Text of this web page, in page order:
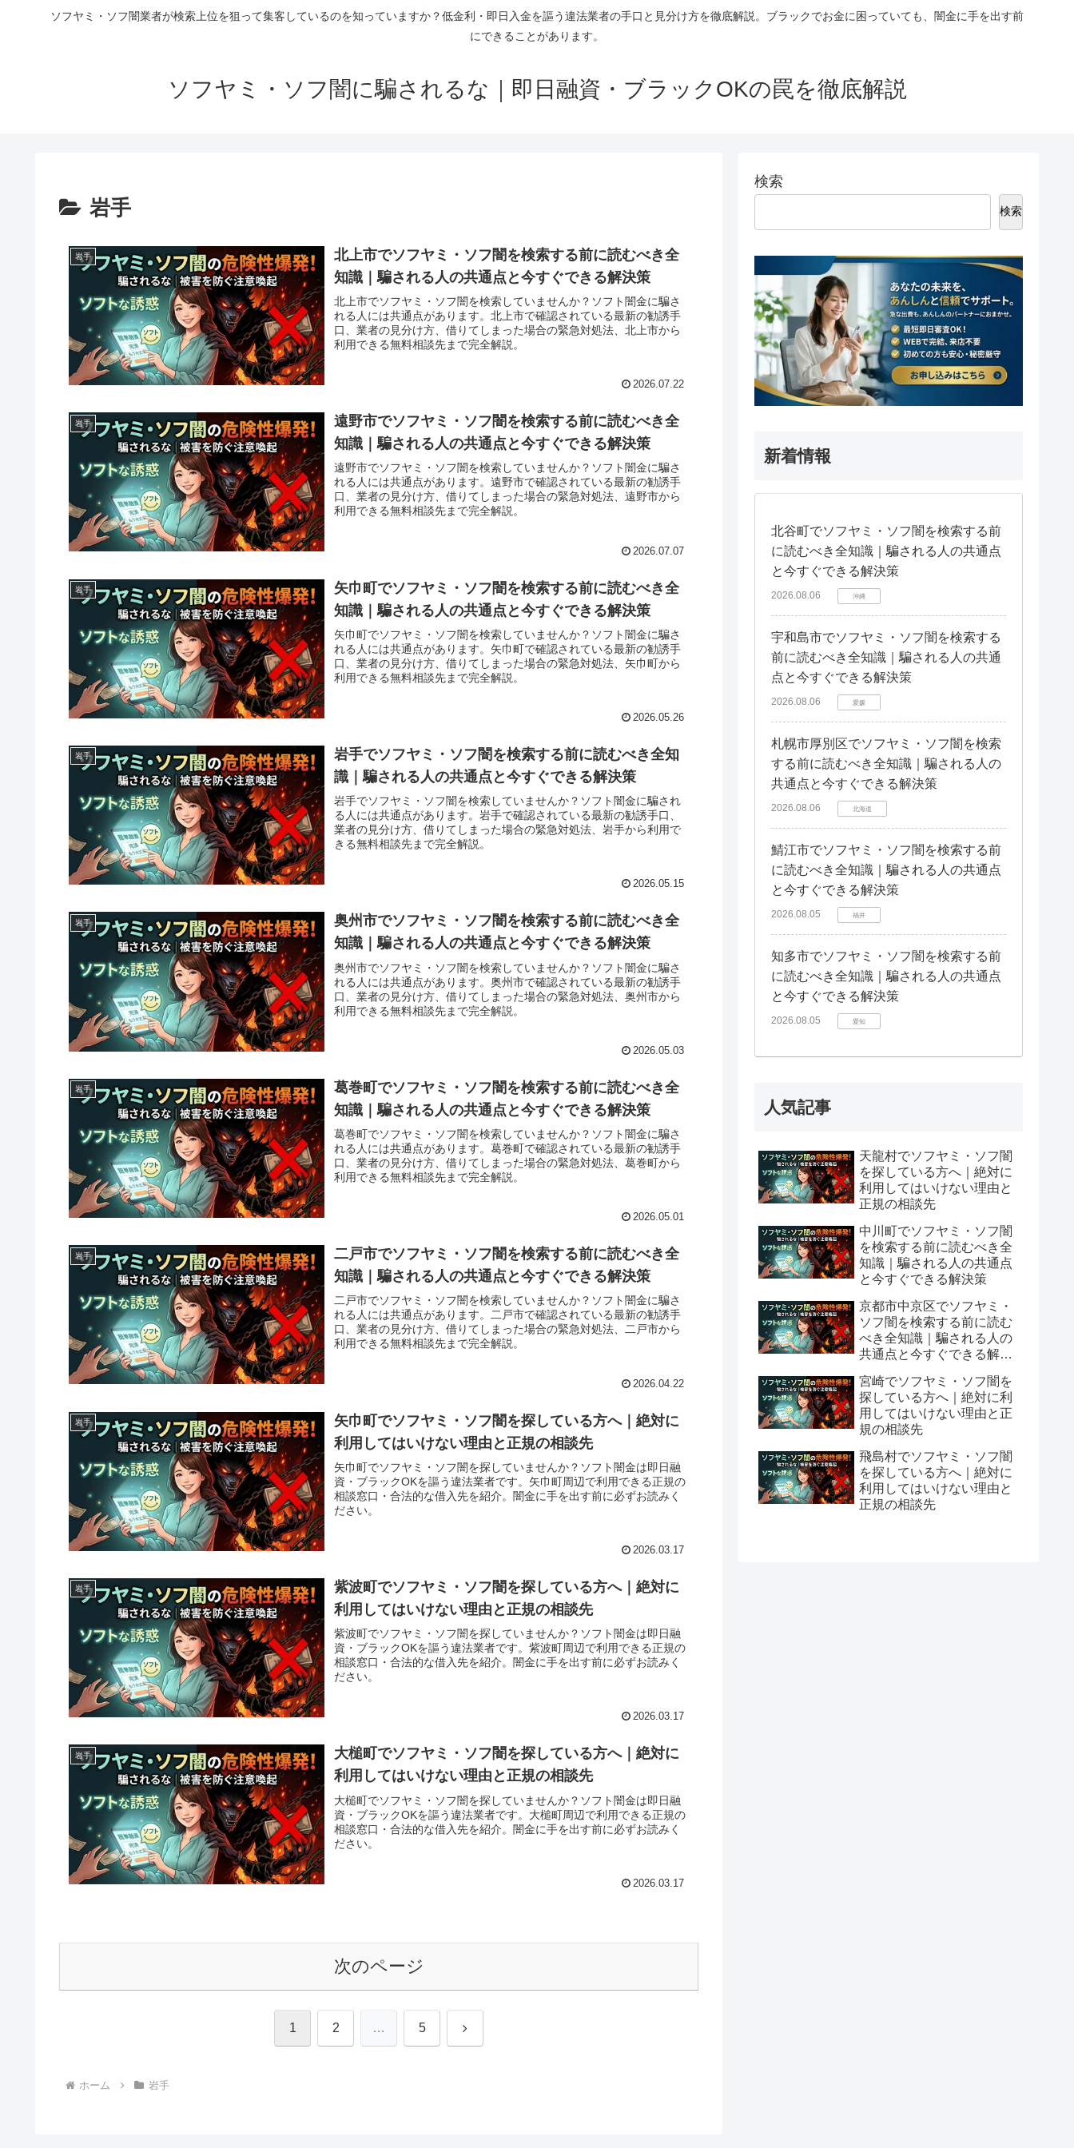
ソフヤミ・ソフ闇業者が検索上位を狙って集客しているのを知っていますか？低金利・即日入金を謳う違法業者の手口と見分け方を徹底解説。ブラックでお金に困っていても、闇金に手を出す前
にできることがあります。
ソフヤミ・ソフ闇に騙されるな｜即日融資・ブラックOKの罠を徹底解説
岩手
岩手
北上市でソフヤミ・ソフ闇を検索する前に読むべき全
知識｜騙される人の共通点と今すぐできる解決策
北上市でソフヤミ・ソフ闇を検索していませんか？ソフト闇金に騙さ
れる人には共通点があります。北上市で確認されている最新の勧誘手
口、業者の見分け方、借りてしまった場合の緊急対処法、北上市から
利用できる無料相談先まで完全解説。
2026.07.22
岩手
遠野市でソフヤミ・ソフ闇を検索する前に読むべき全
知識｜騙される人の共通点と今すぐできる解決策
遠野市でソフヤミ・ソフ闇を検索していませんか？ソフト闇金に騙さ
れる人には共通点があります。遠野市で確認されている最新の勧誘手
口、業者の見分け方、借りてしまった場合の緊急対処法、遠野市から
利用できる無料相談先まで完全解説。
2026.07.07
岩手
矢巾町でソフヤミ・ソフ闇を検索する前に読むべき全
知識｜騙される人の共通点と今すぐできる解決策
矢巾町でソフヤミ・ソフ闇を検索していませんか？ソフト闇金に騙さ
れる人には共通点があります。矢巾町で確認されている最新の勧誘手
口、業者の見分け方、借りてしまった場合の緊急対処法、矢巾町から
利用できる無料相談先まで完全解説。
2026.05.26
岩手
岩手でソフヤミ・ソフ闇を検索する前に読むべき全知
識｜騙される人の共通点と今すぐできる解決策
岩手でソフヤミ・ソフ闇を検索していませんか？ソフト闇金に騙され
る人には共通点があります。岩手で確認されている最新の勧誘手口、
業者の見分け方、借りてしまった場合の緊急対処法、岩手から利用で
きる無料相談先まで完全解説。
2026.05.15
岩手
奥州市でソフヤミ・ソフ闇を検索する前に読むべき全
知識｜騙される人の共通点と今すぐできる解決策
奥州市でソフヤミ・ソフ闇を検索していませんか？ソフト闇金に騙さ
れる人には共通点があります。奥州市で確認されている最新の勧誘手
口、業者の見分け方、借りてしまった場合の緊急対処法、奥州市から
利用できる無料相談先まで完全解説。
2026.05.03
岩手
葛巻町でソフヤミ・ソフ闇を検索する前に読むべき全
知識｜騙される人の共通点と今すぐできる解決策
葛巻町でソフヤミ・ソフ闇を検索していませんか？ソフト闇金に騙さ
れる人には共通点があります。葛巻町で確認されている最新の勧誘手
口、業者の見分け方、借りてしまった場合の緊急対処法、葛巻町から
利用できる無料相談先まで完全解説。
2026.05.01
岩手
二戸市でソフヤミ・ソフ闇を検索する前に読むべき全
知識｜騙される人の共通点と今すぐできる解決策
二戸市でソフヤミ・ソフ闇を検索していませんか？ソフト闇金に騙さ
れる人には共通点があります。二戸市で確認されている最新の勧誘手
口、業者の見分け方、借りてしまった場合の緊急対処法、二戸市から
利用できる無料相談先まで完全解説。
2026.04.22
岩手
矢巾町でソフヤミ・ソフ闇を探している方へ｜絶対に
利用してはいけない理由と正規の相談先
矢巾町でソフヤミ・ソフ闇を探していませんか？ソフト闇金は即日融
資・ブラックOKを謳う違法業者です。矢巾町周辺で利用できる正規の
相談窓口・合法的な借入先を紹介。闇金に手を出す前に必ずお読みく
ださい。
2026.03.17
岩手
紫波町でソフヤミ・ソフ闇を探している方へ｜絶対に
利用してはいけない理由と正規の相談先
紫波町でソフヤミ・ソフ闇を探していませんか？ソフト闇金は即日融
資・ブラックOKを謳う違法業者です。紫波町周辺で利用できる正規の
相談窓口・合法的な借入先を紹介。闇金に手を出す前に必ずお読みく
ださい。
2026.03.17
岩手
大槌町でソフヤミ・ソフ闇を探している方へ｜絶対に
利用してはいけない理由と正規の相談先
大槌町でソフヤミ・ソフ闇を探していませんか？ソフト闇金は即日融
資・ブラックOKを謳う違法業者です。大槌町周辺で利用できる正規の
相談窓口・合法的な借入先を紹介。闇金に手を出す前に必ずお読みく
ださい。
2026.03.17
次のページ
1 2 … 5 次
ホーム 岩手
検索
検索
新着情報
北谷町でソフヤミ・ソフ闇を検索する前
に読むべき全知識｜騙される人の共通点
と今すぐできる解決策
2026.08.06 沖縄
宇和島市でソフヤミ・ソフ闇を検索する
前に読むべき全知識｜騙される人の共通
点と今すぐできる解決策
2026.08.06 愛媛
札幌市厚別区でソフヤミ・ソフ闇を検索
する前に読むべき全知識｜騙される人の
共通点と今すぐできる解決策
2026.08.06 北海道
鯖江市でソフヤミ・ソフ闇を検索する前
に読むべき全知識｜騙される人の共通点
と今すぐできる解決策
2026.08.05 福井
知多市でソフヤミ・ソフ闇を検索する前
に読むべき全知識｜騙される人の共通点
と今すぐできる解決策
2026.08.05 愛知
人気記事
天龍村でソフヤミ・ソフ闇
を探している方へ｜絶対に
利用してはいけない理由と
正規の相談先
中川町でソフヤミ・ソフ闇
を検索する前に読むべき全
知識｜騙される人の共通点
と今すぐできる解決策
京都市中京区でソフヤミ・
ソフ闇を検索する前に読む
べき全知識｜騙される人の
共通点と今すぐできる解決
宮崎でソフヤミ・ソフ闇を
探している方へ｜絶対に利
用してはいけない理由と正
規の相談先
飛島村でソフヤミ・ソフ闇
を探している方へ｜絶対に
利用してはいけない理由と
正規の相談先